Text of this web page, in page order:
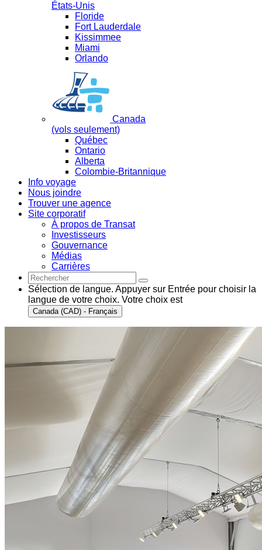
États-Unis
Floride
Fort Lauderdale
Kissimmee
Miami
Orlando
Canada
(vols seulement)
Québec
Ontario
Alberta
Colombie-Britannique
Info voyage
Nous joindre
Trouver une agence
Site corporatif
À propos de Transat
Investisseurs
Gouvernance
Médias
Carrières
Sélection de langue. Appuyer sur Entrée pour choisir la
langue de votre choix. Votre choix est
Canada (CAD) - Français